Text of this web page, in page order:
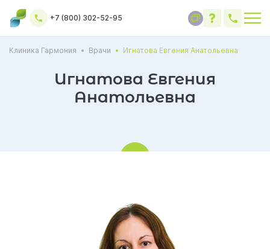
+7 (800) 302-52-95
Клиника Гармония Врачи Игнатова Евгения Анатольевна
Игнатова Евгения
Анатольевна